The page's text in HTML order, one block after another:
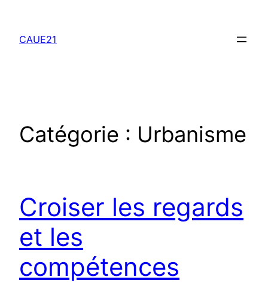
contenu
CAUE21
Catégorie : Urbanisme
Croiser les regards
et les
compétences